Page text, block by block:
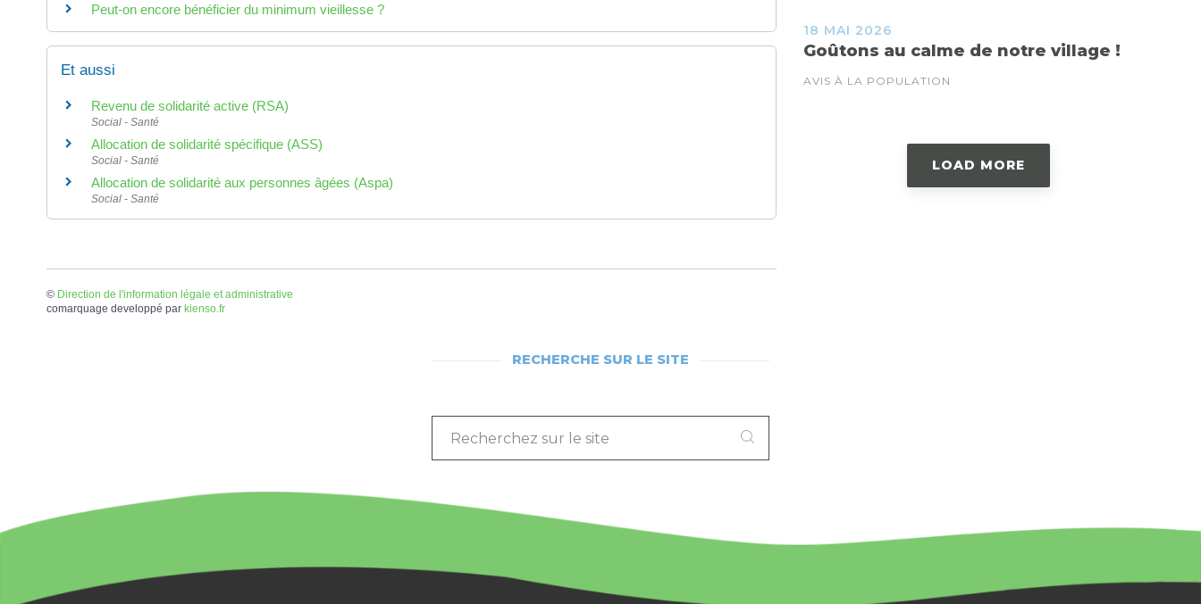
Peut-on encore bénéficier du minimum vieillesse ?
Et aussi
Revenu de solidarité active (RSA)
Social - Santé
Allocation de solidarité spécifique (ASS)
Social - Santé
Allocation de solidarité aux personnes âgées (Aspa)
Social - Santé
© Direction de l'information légale et administrative
comarquage developpé par kienso.fr
18 MAI 2026
Goûtons au calme de notre village !
AVIS À LA POPULATION
LOAD MORE
RECHERCHE SUR LE SITE
RECHERCHEZ
SUR
SITE